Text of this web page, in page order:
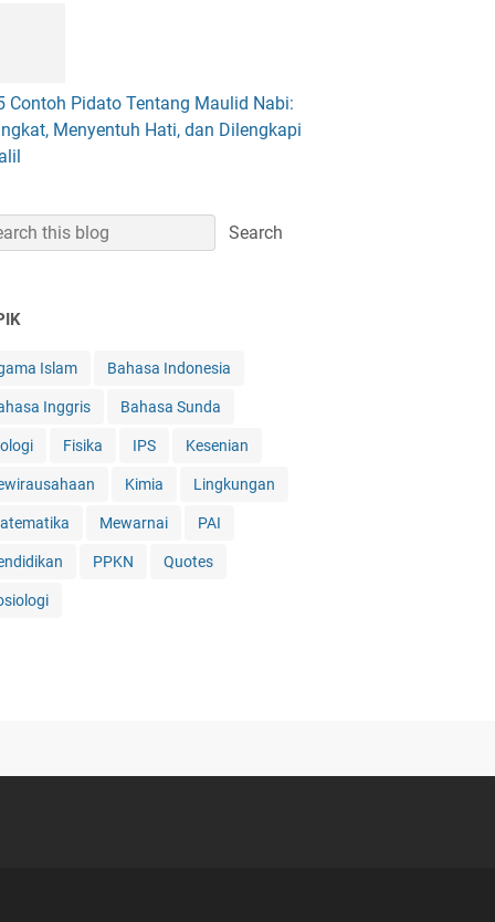
Contoh Pidato Tentang Maulid Nabi:
Menyentuh Hati, dan Dilengkapi
Islam Bahasa Indonesia
Inggris Bahasa Sunda
Fisika IPS Kesenian
Kimia Lingkungan
Mewarnai PAI
PPKN Quotes